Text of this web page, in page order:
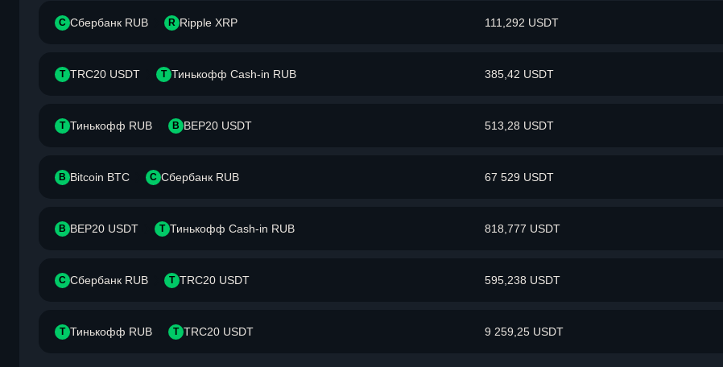
С Сбербанк RUB R Ripple XRP 111,292 USDT
T TRC20 USDT Т Тинькофф Cash-in RUB 385,42 USDT
Т Тинькофф RUB B BEP20 USDT 513,28 USDT
B Bitcoin BTC С Сбербанк RUB 67 529 USDT
B BEP20 USDT Т Тинькофф Cash-in RUB 818,777 USDT
С Сбербанк RUB T TRC20 USDT 595,238 USDT
Т Тинькофф RUB T TRC20 USDT 9 259,25 USDT